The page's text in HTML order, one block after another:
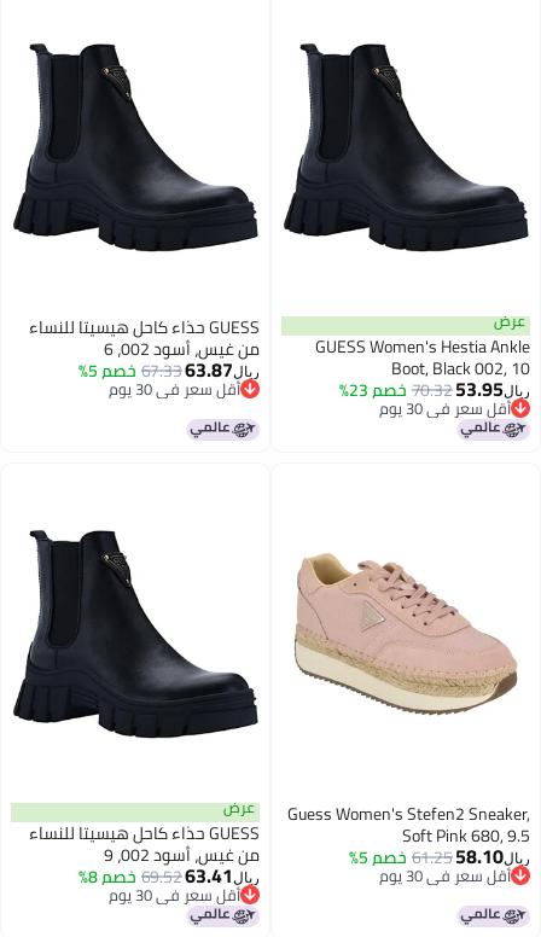
عرض
GUESS Women's Hestia Ankle
Boot, Black 002, 10
ريال53.95
70.32خصم 23%
أقل سعر في 30 يوم
أقل سعر في 30 يوم
GUESS حذاء كاحل هيسيتا للنساء
من غيس، أسود 002، 6
ريال63.87
67.33خصم 5%
أقل سعر في 30 يوم
أقل سعر في 30 يوم
Guess Women's Stefen2 Sneaker,
Soft Pink 680, 9.5
ريال58.10
61.25خصم 5%
أقل سعر في 30 يوم
أقل سعر في 30 يوم
عرض
GUESS حذاء كاحل هيسيتا للنساء
من غيس، أسود 002، 9
ريال63.41
69.52خصم 8%
أقل سعر في 30 يوم
أقل سعر في 30 يوم